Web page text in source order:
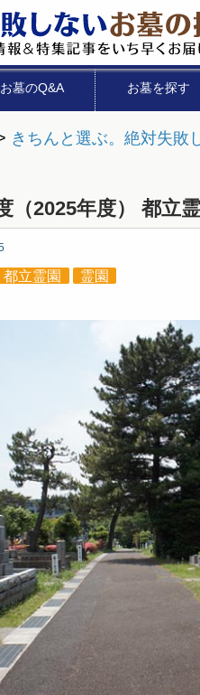
お墓のQ&A お墓を探す
きちんと選ぶ。絶対失敗
（2025年度） 都立
都立霊園 霊園